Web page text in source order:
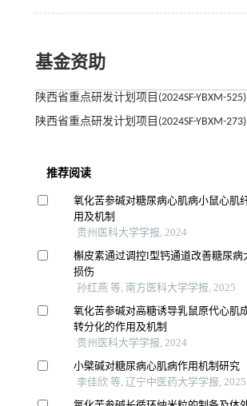
基金资助
陕西省重点研发计划项目(2024SF-YBXM-525)
陕西省重点研发计划项目(2024SF-YBXM-273)